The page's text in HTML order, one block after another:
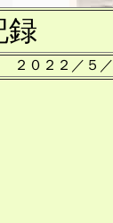
２０２２／